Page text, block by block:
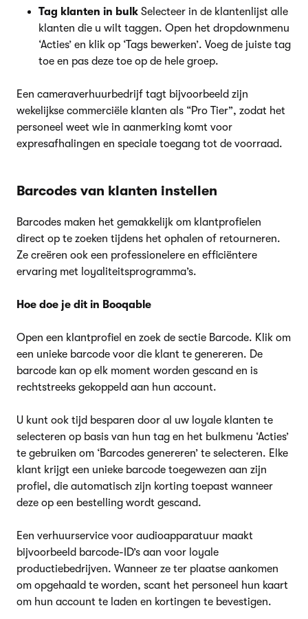
Tag klanten in bulk Selecteer in de klantenlijst alle
klanten die u wilt taggen. Open het dropdownmenu
‘Acties’ en klik op ‘Tags bewerken’. Voeg de juiste tag
toe en pas deze toe op de hele groep.
Een cameraverhuurbedrijf tagt bijvoorbeeld zijn
wekelijkse commerciële klanten als “Pro Tier”, zodat het
personeel weet wie in aanmerking komt voor
expresafhalingen en speciale toegang tot de voorraad.
Barcodes van klanten instellen
Barcodes maken het gemakkelijk om klantprofielen
direct op te zoeken tijdens het ophalen of retourneren.
Ze creëren ook een professionelere en efficiëntere
ervaring met loyaliteitsprogramma’s.
Hoe doe je dit in Booqable
Open een klantprofiel en zoek de sectie Barcode. Klik om
een unieke barcode voor die klant te genereren. De
barcode kan op elk moment worden gescand en is
rechtstreeks gekoppeld aan hun account.
U kunt ook tijd besparen door al uw loyale klanten te
selecteren op basis van hun tag en het bulkmenu ‘Acties’
te gebruiken om ‘Barcodes genereren’ te selecteren. Elke
klant krijgt een unieke barcode toegewezen aan zijn
profiel, die automatisch zijn korting toepast wanneer
deze op een bestelling wordt gescand.
Een verhuurservice voor audioapparatuur maakt
bijvoorbeeld barcode-ID’s aan voor loyale
productiebedrijven. Wanneer ze ter plaatse aankomen
om opgehaald te worden, scant het personeel hun kaart
om hun account te laden en kortingen te bevestigen.